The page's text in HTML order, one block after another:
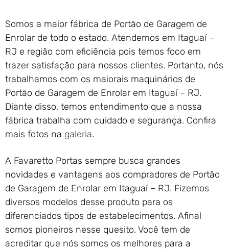
Enrolar em Petrópolis – RJ
Portão de Garagem de
Enrolar em Paraty – RJ
Portão de Garagem de
Enrolar em Nova Iguaçu – RJ
Portão de Garagem de
Enrolar em Nova Friburgo –
RJ
Somos a maior fábrica de Portão de Garagem de
Enrolar de todo o estado. Atendemos em Itaguaí –
RJ e região com eficiência pois temos foco em
trazer satisfação para nossos clientes. Portanto, nós
trabalhamos com os maiorais maquinários de
Portão de Garagem de Enrolar em Itaguaí – RJ.
Diante disso, temos entendimento que a nossa
fábrica trabalha com cuidado e segurança. Confira
mais fotos na galeria.
A Favaretto Portas sempre busca grandes
novidades e vantagens aos compradores de Portão
de Garagem de Enrolar em Itaguaí – RJ. Fizemos
diversos modelos desse produto para os
diferenciados tipos de estabelecimentos. Afinal
somos pioneiros nesse quesito. Você tem de
acreditar que nós somos os melhores para a